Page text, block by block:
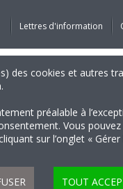
Lettres d'information
des cookies et autres
préalable à
Vous
sur l’onglet «
TOUT